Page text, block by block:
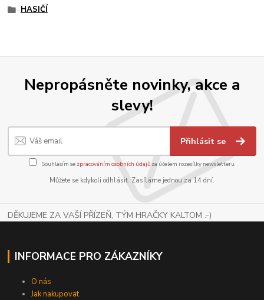
HASIČÍ
Nepropásněte novinky, akce a
slevy!
Přihlásit se
Souhlasím se zpracováním osobních údajůza účelem rozesílky newsletteru.
Můžete se kdykoli odhlásit. Zasíláme jednou za 14 dní.
DĚKUJEME ZA VAŠÍ PŘÍZEŇ, TÝM HRAČKY KALTOM .-)
INFORMACE PRO ZÁKAZNÍKY
O nás
Jak nakupovat